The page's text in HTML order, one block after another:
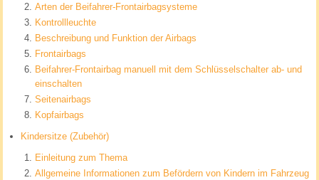
Arten der Beifahrer-Frontairbagsysteme
Kontrollleuchte
Beschreibung und Funktion der Airbags
Frontairbags
Beifahrer-Frontairbag manuell mit dem Schlüsselschalter ab- und
einschalten
Seitenairbags
Kopfairbags
Kindersitze (Zubehör)
Einleitung zum Thema
Allgemeine Informationen zum Befördern von Kindern im Fahrzeug